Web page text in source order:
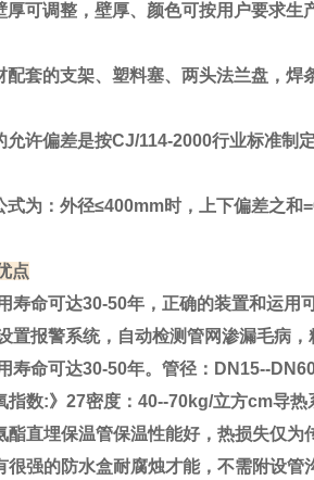
调整，壁厚、颜色可按用户要求生
的支架、塑料塞、两头法兰盘，焊条
偏差是按CJ/114-2000行业标准制定
：外径≤400mm时，上下偏差之和
点
命可达30-50年，正确的装置和运用可
报警系统，自动检测管网渗漏毛病，
命可达30-50年。管径：DN15--
数:》27密度：40--70kg/立方cm导热
直埋保温管保温性能好，热损失仅为
强的防水盒耐腐烛才能，不需附设管